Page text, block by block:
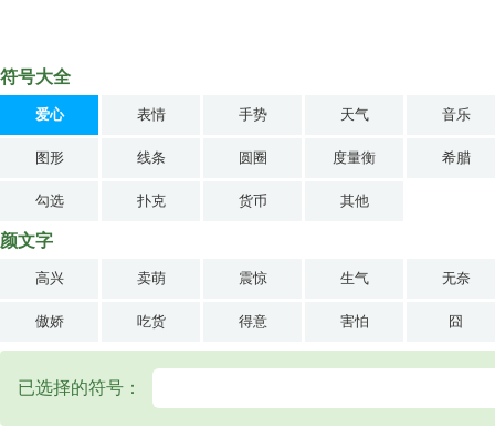
符号大全
爱心 表情 手势 天气 音乐
图形 线条 圆圈 度量衡 希腊
勾选 扑克 货币 其他
颜文字
高兴 卖萌 震惊 生气 无奈
傲娇 吃货 得意 害怕 囧
已选择的符号：